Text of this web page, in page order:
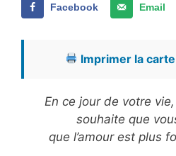
Facebook Email
Imprimer la
En ce jour de votre
souhaite que
que l’amour est plus